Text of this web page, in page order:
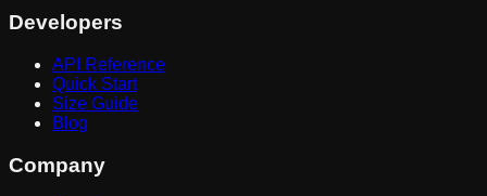
Developers
API Reference
Quick Start
Size Guide
Blog
Company